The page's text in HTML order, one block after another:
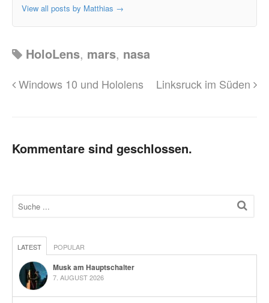
View all posts by Matthias →
HoloLens, mars, nasa
Windows 10 und Hololens Linksruck im Süden
Kommentare sind geschlossen.
LATEST POPULAR
Musk am Hauptschalter
7. AUGUST 2026